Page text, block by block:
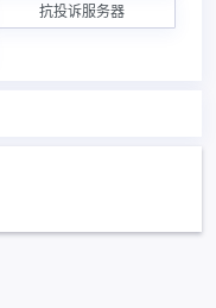
抗投诉服务器